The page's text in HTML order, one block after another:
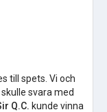
till spets. Vi och
skulle svara med
Q.C. kunde vinna